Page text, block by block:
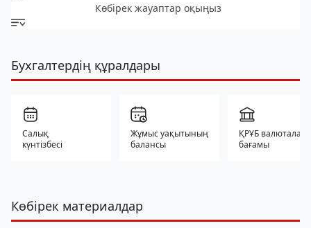
Көбірек жауаптар оқыңыз
Бухгалтердің құралдары
Салық
күнтізбесі
Жұмыс уақытының
балансы
ҚРҰБ валюталар
бағамы
Көбірек материалдар